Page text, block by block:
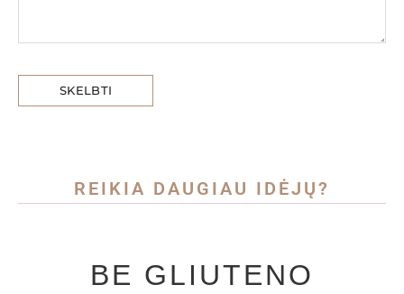
REIKIA DAUGIAU IDĖJŲ?
BE GLIUTENO